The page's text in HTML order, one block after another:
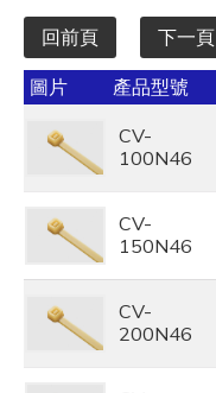
全選
承受力 lbs/kgf/N
全選
最大束線徑 (mm)
基板孔徑 (mm)
基板厚度 (mm)
全選
回前頁 下一頁
圖片 產品型號
CV-
100N46
CV-
150N46
CV-
200N46